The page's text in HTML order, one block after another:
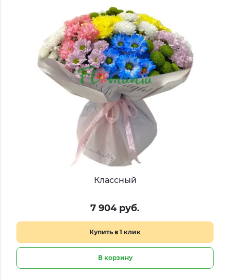
Классный
7 904 руб.
Купить в 1 клик
В корзину